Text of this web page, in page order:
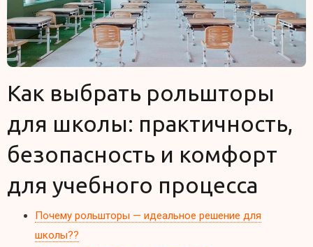
Как выбрать рольшторы
для школы: практичность,
безопасность и комфорт
для учебного процесса
Почему рольшторы — идеальное решение для
школы??